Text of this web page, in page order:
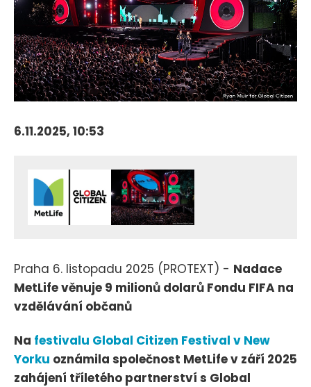
6.11.2025, 10:53
Praha 6. listopadu 2025 (PROTEXT) - Nadace
MetLife věnuje 9 milionů dolarů Fondu FIFA na
vzdělávání občanů
Na festivalu Global Citizen Festival v New
Yorku oznámila společnost MetLife v září 2025
zahájení tříletého partnerství s Global